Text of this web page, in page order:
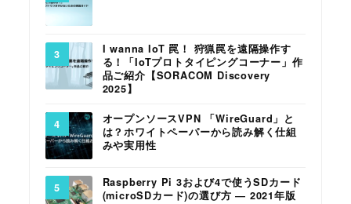
I wanna IoT 罠！ 狩猟罠を遠隔操作す
る！「IoTプロトタイピングコーナー」作
品ご紹介【SORACOM Discovery
2025】
オープンソースVPN 「WireGuard」と
は？ホワイトペーパーから読み解く仕組
みや実用性
Raspberry Pi 3および4で使うSDカード
(microSDカード)の選び方 ― 2021年版